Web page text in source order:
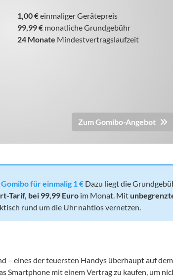
1,00 €einmaliger Gerätepreis
99,99 € monatliche Grundgebühr
24 Monate Mindestvertragslaufzeit
Zum Gomibo-Angebot
für einmalig 1 € Dazu liegt die
Tarif, bei 99,99 Euro im Monat. Mit
rund um die Uhr nahtlos vernetzen.
– eines der teuersten Handys überhaupt auf dem
Smartphone mit einem Vertrag zu kaufen, um